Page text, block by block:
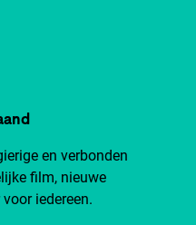
en verbonden
film, nieuwe
iedereen.